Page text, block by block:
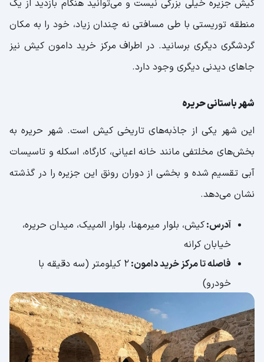
کیش جزیره خیلی بزرگی نیست و می‌توانید هنگام بازدید از یک
منطقه توریستی با طی مسافتی نه چندان زیاد، خود را به مکان
گردشگری دیگری برسانید. در اطراف مرکز خرید دامون کیش نیز
جاهای دیدنی دیگری وجود دارد.
شهر باستانی حریره
این شهر یکی از جاذبه‌های تاریخی کیش است. شهر حریره به
بخش‌های مخلتفی مانند خانه اعیانی، کارگاه، اسکله و تاسیسات
آبی تقسیم شده و بخشی از دوران رونق این جزیره را در گذشته
نشان می‌دهد.
آدرس:کیش، بلوار میرمهنا، بلوار المپیک، میدان حریره،
خیابان کرانه
فاصله تا مرکز خرید دامون:
2 کیلومتر (سه دقیقه با
خودرو)